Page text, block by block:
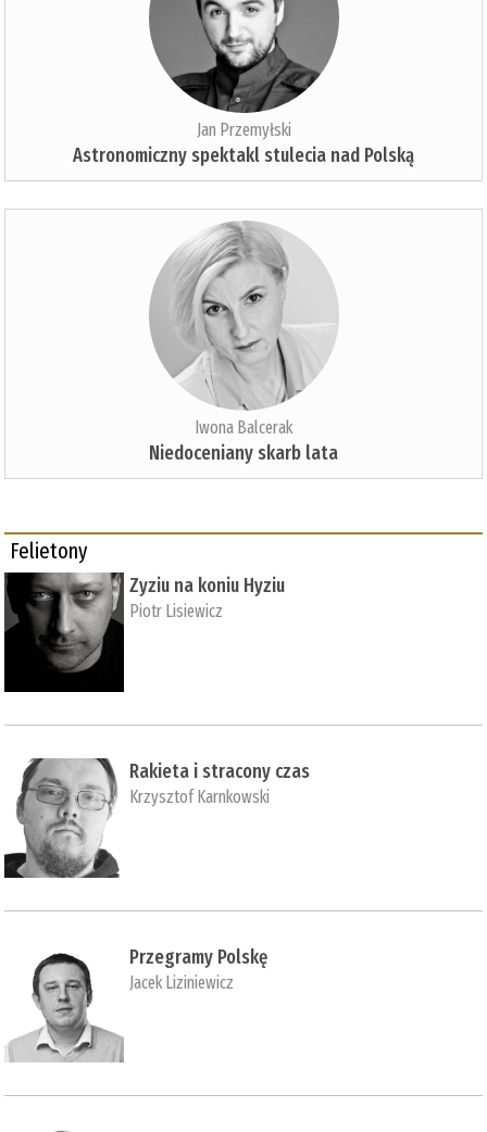
Jan Przemyłski
Astronomiczny spektakl stulecia nad Polską
Iwona Balcerak
Niedoceniany skarb lata
Felietony
Zyziu na koniu Hyziu
Piotr Lisiewicz
Rakieta i stracony czas
Krzysztof Karnkowski
Przegramy Polskę
Jacek Liziniewicz